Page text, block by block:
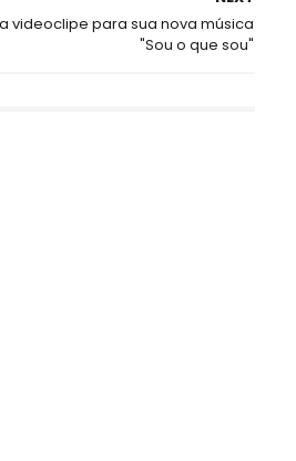
videoclipe para sua nova música
"Sou o que sou"